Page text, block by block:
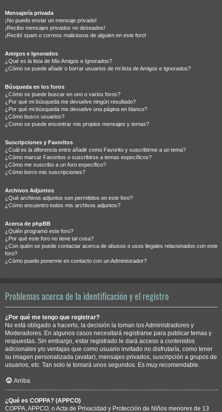
Mensajería privada
¡No puedo enviar un mensaje privado!
¡Recibo mensajes privados no deseados!
¡Recibí spam o correos maliciosos de alguien en este foro!
Amigos e Ignorados
¿Qué es la lista de Mis Amigos e Ignorados?
¿Cómo se puede añadir o borrar usuarios de mi lista de Amigos e Ignorados?
Búsqueda en los foros
¿Cómo se puede buscar en uno o varios foros?
¿Por qué mi búsqueda me devuelve ningún resultado?
¿Por qué mi búsqueda me devuelve una página en blanco?
¿Cómo busco usuarios?
¿Como se puede encontrar mis propios mensajes y temas?
Suscripciones y Favoritos
¿Cuál es la diferencia entre añadir como Favorito y suscribirme a un tema?
¿Cómo marcar Favoritos o suscribirse a temas específicos?
¿Cómo me suscribo a un foro específico?
¿Cómo borro mis suscripciones?
Archivos Adjuntos
¿Qué archivos adjuntos son permitidos en este foro?
¿Cómo encuentro todos mis archivos adjuntos?
Acerca de phpBB
¿Quién programó este foro?
¿Por qué este foro no tiene tal cosa?
¿Con quién se puede contactar acerca de abusos o usos ilegales relacionados con este
foro?
¿Cómo puedo ponerme en contacto con un Administrador?
Problemas acerca de la identificación y el registro
¿Por qué me tengo que registrar?
No está obligado a hacerlo, la decisión la toman los Administradores y
Moderadores. En algunos casos necesitará registrarse para publicar temas y
respuestas. Sin embargo, estar registrado le dará acceso a contenidos
adicionales y/o ventajas que como usuario invitado no disfrutaría, como tener
su imagen personalizada (avatar), mensajes privados, suscripción a grupos de
usuarios, etc. Tan solo le tomará unos segundos. Es muy recomendable.
Arriba
¿Qué es COPPA? (APPCO)
COPPA, APPCO, o Acta de Privacidad y Protección de Niños menores de 13